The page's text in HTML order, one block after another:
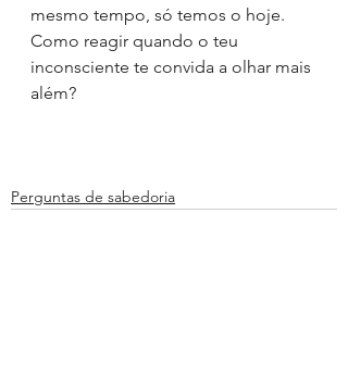
mesmo tempo, só temos o hoje.
Como reagir quando o teu
inconsciente te convida a olhar mais
além?
Perguntas de sabedoria